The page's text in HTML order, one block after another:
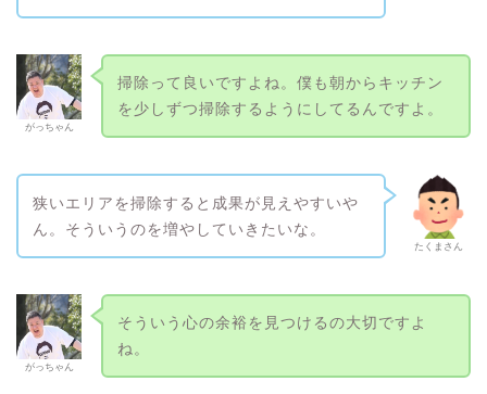
がっちゃん
掃除って良いですよね。僕も朝からキッチン
を少しずつ掃除するようにしてるんですよ。
たくまさん
狭いエリアを掃除すると成果が見えやすいや
ん。そういうのを増やしていきたいな。
がっちゃん
そういう心の余裕を見つけるの大切ですよ
ね。